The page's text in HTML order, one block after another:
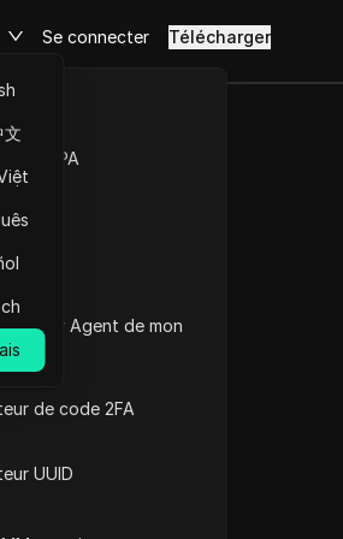
de la RPA
le User Agent de mon
de code 2FA
UUID
文
Se connecter Télécharger